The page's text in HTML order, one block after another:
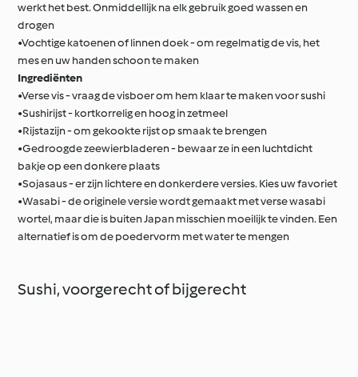
werkt het best. Onmiddellijk na elk gebruik goed wassen en
drogen
•Vochtige katoenen of linnen doek - om regelmatig de vis, het
mes en uw handen schoon te maken
Ingrediënten
•Verse vis - vraag de visboer om hem klaar te maken voor sushi
•Sushirijst - kortkorrelig en hoog in zetmeel
•Rijstazijn - om gekookte rijst op smaak te brengen
•Gedroogde zeewierbladeren - bewaar ze in een luchtdicht
bakje op een donkere plaats
•Sojasaus - er zijn lichtere en donkerdere versies. Kies uw favoriet
•Wasabi - de originele versie wordt gemaakt met verse wasabi
wortel, maar die is buiten Japan misschien moeilijk te vinden. Een
alternatief is om de poedervorm met water te mengen
Sushi, voorgerecht of bijgerecht